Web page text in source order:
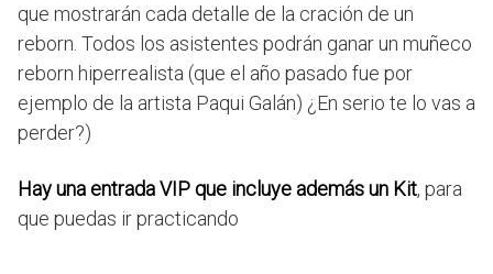
que mostrarán cada detalle de la cración de un
reborn. Todos los asistentes podrán ganar un muñeco
reborn hiperrealista (que el año pasado fue por
ejemplo de la artista Paqui Galán) ¿En serio te lo vas a
perder?)
Hay una entrada VIP que incluye además un Kit, para
que puedas ir practicando